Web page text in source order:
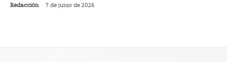
Redacción - 7 de junio de 2026